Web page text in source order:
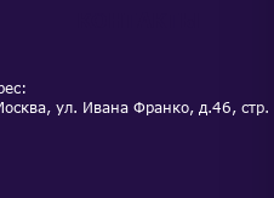
ул. Ивана Франко, д.46, стр.